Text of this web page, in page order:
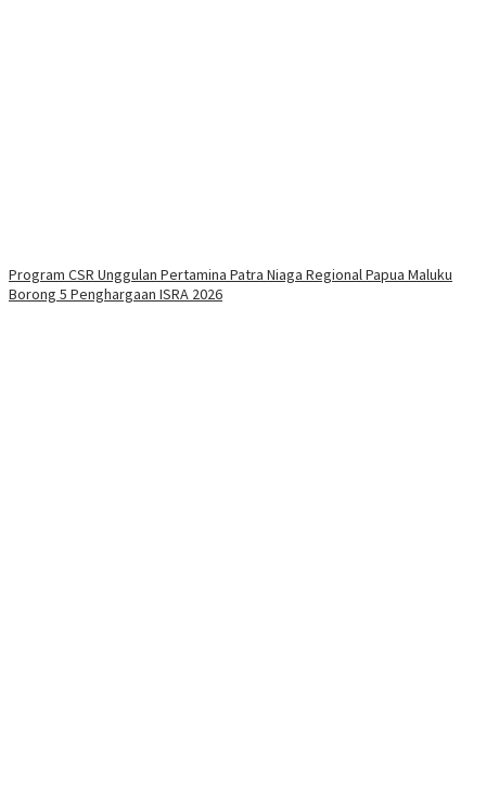
Program CSR Unggulan Pertamina Patra Niaga Regional Papua Maluku
Borong 5 Penghargaan ISRA 2026